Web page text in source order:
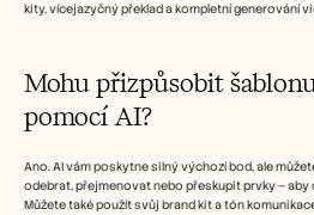
kity, vícejazyčný překlad a kompletní generování
Mohu přizpůsobit
pomocí AI?
Ano. AI vám poskytne silný výchozí bod, ale
odebrat, přejmenovat nebo přeskupit prvky –
Můžete také použít svůj brand kit a tón